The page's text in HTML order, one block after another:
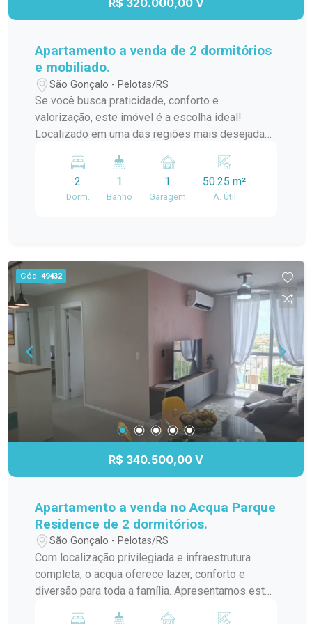
R$ 320.000,00 V
Apartamento a venda de 2 dormitórios
e mobiliado.
São Gonçalo - Pelotas/RS
Se você busca praticidade, conforto e
valorização, este imóvel é a escolha ideal!
Localizado em uma das regiões mais desejadas
viver bem ou garantir uma excelente renda com
locação. Características do Imóvel: 2 quartos 1
banheiro Cozinha americana, moderna e funcional
aproveitamento de espaço e ambientes
aconchegantes. Ideal para residência própria ou
investimento seguro. Entre em contato para mais
informações e agende sua visita!
2
Dorm.
1
Banho
1
Garagem
50.25 m²
A. Útil
Cód. 49432
R$ 340.500,00 V
Apartamento a venda no Acqua Parque
Residence de 2 dormitórios.
São Gonçalo - Pelotas/RS
Com localização privilegiada e infraestrutura
completa, o acqua oferece lazer, conforto e
diversão para toda a família. Apresentamos este